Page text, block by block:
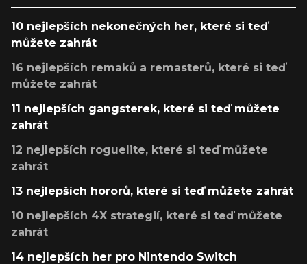
10 nejlepších nekonečných her, které si teď
můžete zahrát
16 nejlepších remaků a remasterů, které si teď
můžete zahrát
11 nejlepších gangsterek, které si teď můžete
zahrát
12 nejlepších roguelite, které si teď můžete
zahrát
13 nejlepších hororů, které si teď můžete zahrát
10 nejlepších 4X strategií, které si teď můžete
zahrát
14 nejlepších her pro Nintendo Switch